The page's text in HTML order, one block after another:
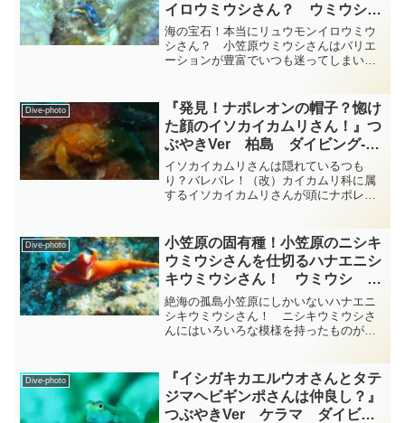
イロウミウシさん？ ウミウシ
科 小笠原 diving-photo-
summary-tsubuankun
海の宝石！本当にリュウモンイロウミウ
シさん？ 小笠原ウミウシさんはバリエ
ーションが豊富でいつも迷ってしまいま
ミウシ属のリュウモンイロウミウシウミ
ウシさんではないでしょう...
Dive-photo
『発見！ナポレオンの帽子？惚け
た顔のイソカイカムリさん！』つ
ぶやきVer 柏島 ダイビング‐フ
ォト‐tsubuankun
イソカイカムリさんは隠れているつも
り？バレバレ！（改）カイカムリ科に属
するイソカイカムリさんが頭にナポレオ
を被って擬態して隠れているつもりなの
でしょうがバレバレですよね...
Dive-photo
小笠原の固有種！小笠原のニシキ
ウミウシさんを仕切るハナエニシ
キウミウシさん！ ウミウシ
diving-photo-summary-
tsubuankun
絶海の孤島小笠原にしかいないハナエニ
シキウミウシさん！ ニシキウミウシさ
んにはいろいろな模様を持ったものがい
の裸鰓目イロウミウシ科ニシキウミウシ
属のハナエニシキウミウシ...
Dive-photo
『イシガキカエルウオさんとタテ
ジマヘビギンポさんは仲良し？』
つぶやきVer ケラマ ダイビン